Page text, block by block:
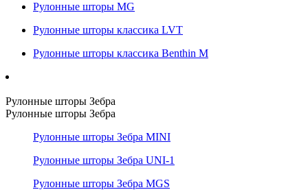
Рулонные шторы MG
Рулонные шторы классика LVT
Рулонные шторы классика Benthin M
Рулонные шторы Зебра
Рулонные шторы Зебра
Рулонные шторы Зебра MINI
Рулонные шторы Зебра UNI-1
Рулонные шторы Зебра MGS